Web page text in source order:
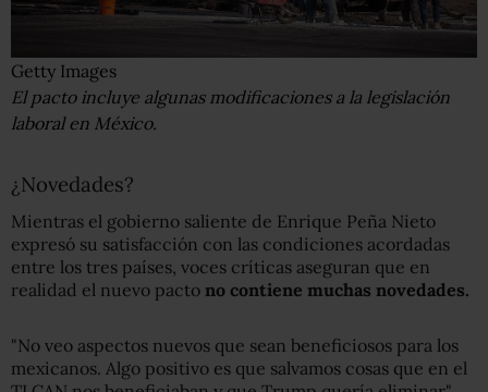
Getty Images
El pacto incluye algunas modificaciones a la legislación
laboral en México.
¿Novedades?
Mientras el gobierno saliente de Enrique Peña Nieto
expresó su satisfacción con las condiciones acordadas
entre los tres países, voces críticas aseguran que en
realidad el nuevo pacto no contiene muchas novedades.
"No veo aspectos nuevos que sean beneficiosos para los
mexicanos. Algo positivo es que salvamos cosas que en el